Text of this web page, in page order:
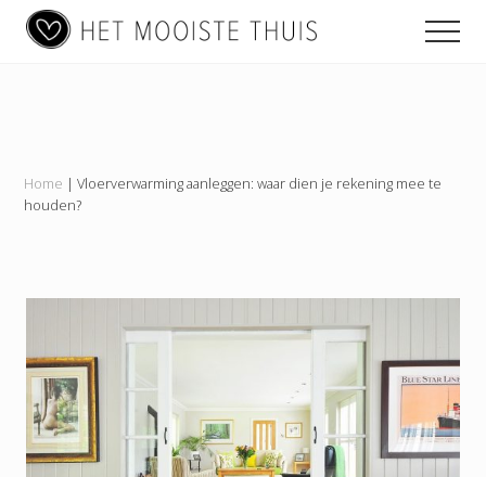
Menu
Skip
Skip
Skip
Main
navigation
Home |Vloerverwarming aanleggen: waar dien je rekening mee te
houden?